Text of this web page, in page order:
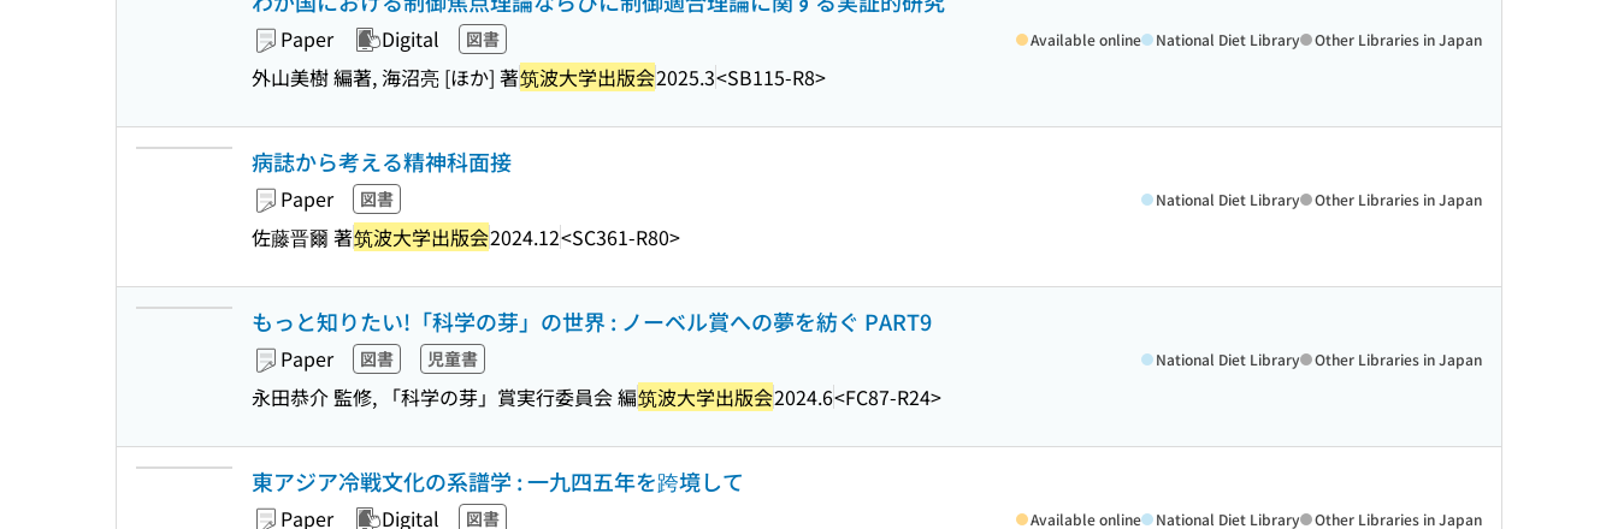
Paper Digital 図書
外山美樹 編著, 海沼亮 [ほか] 著筑波大学出版会2025.3<SB115-R8>
Available online National Diet Library Other Libraries in Japan
病誌から考える精神科面接
Paper 図書
佐藤晋爾 著筑波大学出版会2024.12<SC361-R80>
National Diet Library Other Libraries in Japan
もっと知りたい!「科学の芽」の世界 : ノーベル賞への夢を紡ぐ PART9
Paper 図書 児童書
永田恭介 監修, 「科学の芽」賞実行委員会 編筑波大学出版会2024.6<FC87-R24>
National Diet Library Other Libraries in Japan
東アジア冷戦文化の系譜学 : 一九四五年を跨境して
Paper Digital 図書 Available online National Diet Library Other Libraries in Japan